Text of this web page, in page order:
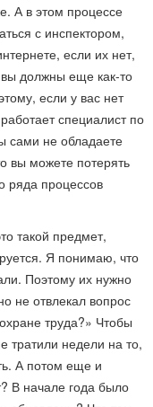
А в этом процессе
с инспектором,
если их нет,
вы должны еще как-то
если у вас нет
специалист по
сами не обладаете
вы можете потерять
ряда процессов
такой предмет,
Я понимаю, что
Поэтому их нужно
не отвлекал вопрос
труда?» Чтобы
тратили недели на то,
А потом еще и
В начале года было